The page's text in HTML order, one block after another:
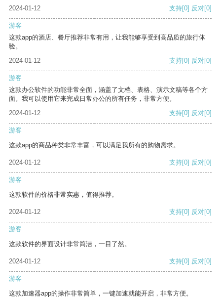
2024-01-12
支持[0] 反对[0]
游客
这款app的酒店、餐厅推荐非常有用，让我能够享受到高品质的旅行体
验。
2024-01-12
支持[0] 反对[0]
游客
这款办公软件的功能非常全面，涵盖了文档、表格、演示文稿等各个方
面。我可以使用它来完成日常办公的所有任务，非常方便。
2024-01-12
支持[0] 反对[0]
游客
这款app的商品种类非常丰富，可以满足我所有的购物需求。
2024-01-12 支持[0] 反对[0]
游客
这款软件的价格非常实惠，值得推荐。
2024-01-12 支持[0] 反对[0]
游客
这款软件的界面设计非常简洁，一目了然。
2024-01-12 支持[0] 反对[0]
游客
这款加速器app的操作非常简单，一键加速就能开启，非常方便。